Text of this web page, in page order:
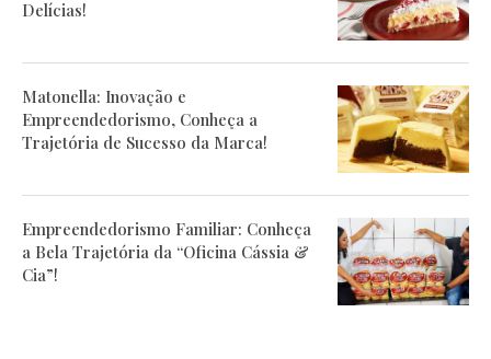
Delícias!
Matonella: Inovação e
Empreendedorismo, Conheça a
Trajetória de Sucesso da Marca!
Empreendedorismo Familiar: Conheça
a Bela Trajetória da “Oficina Cássia &
Cia”!